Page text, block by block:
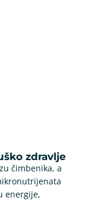
zdravlje
čimbenika, a
energije,